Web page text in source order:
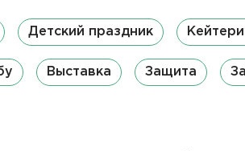
Детский праздник
Выставка Защита